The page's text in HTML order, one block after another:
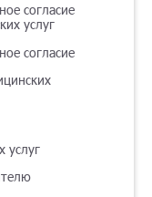
согласие
услуг
согласие
услуг